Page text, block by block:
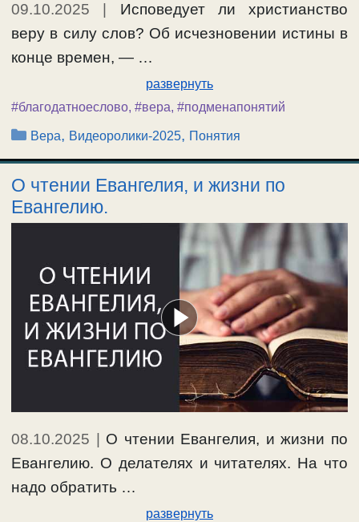
09.10.2025
Исповедует ли христианство
веру в силу слов? Об исчезновении истины в
конце времен, — …
развернуть
#благодатноеслово, #вера, #подменапонятий
Рубрики
Вера, Видеоролики-2025, Понятия
О чтении Евангелия, и жизни по
Евангелию.
08.10.2025 | О чтении Евангелия, и жизни по
Евангелию. О делателях и читателях. На что
надо обратить …
развернуть